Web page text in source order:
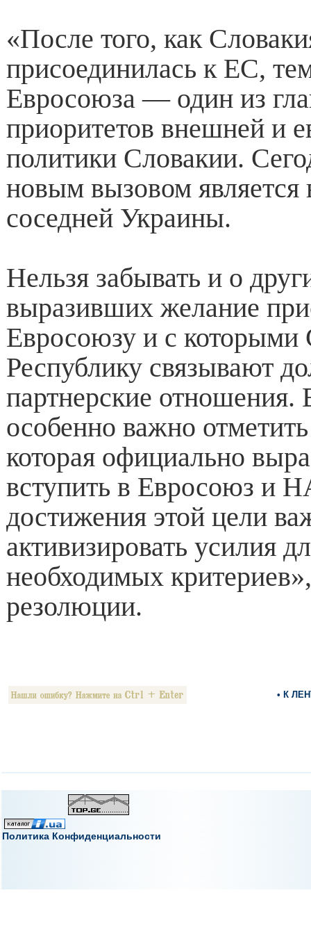
«После того, как
присоединилась к ЕС,
Евросоюза — один из
приоритетов внешней и
политики Словакии.
новым вызовом является
соседней Украины.
Нельзя забывать и о
выразивших желание
Евросоюзу и с которыми
Республику связывают
партнерские отношения.
особенно важно
которая официально
вступить в Евросоюз и
достижения этой цели
активизировать усилия
необходимых
резолюции.
• К
Политика Конфиденциальности